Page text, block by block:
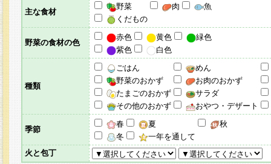
主な食材
野菜 肉
魚
くだもの
野菜の食材の色
赤色 黄色
緑色
紫色
白色
種類
ごはん
めん
野菜のおかず
お肉のおかず
たまごのおかず
サラダ
その他のおかず
おやつ・デザート
季節
春 夏
秋
冬
一年を通して
火と包丁